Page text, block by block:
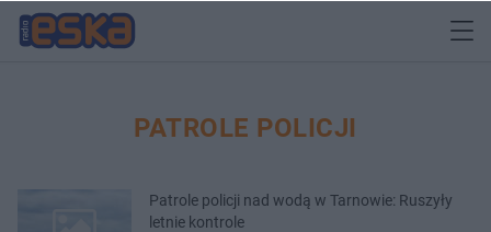
PATROLE POLICJI
Patrole policji nad wodą w Tarnowie: Ruszyły
letnie kontrole